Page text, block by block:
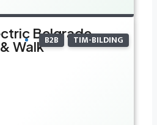
B2B TIM-BILDING
Belgrade
Walk